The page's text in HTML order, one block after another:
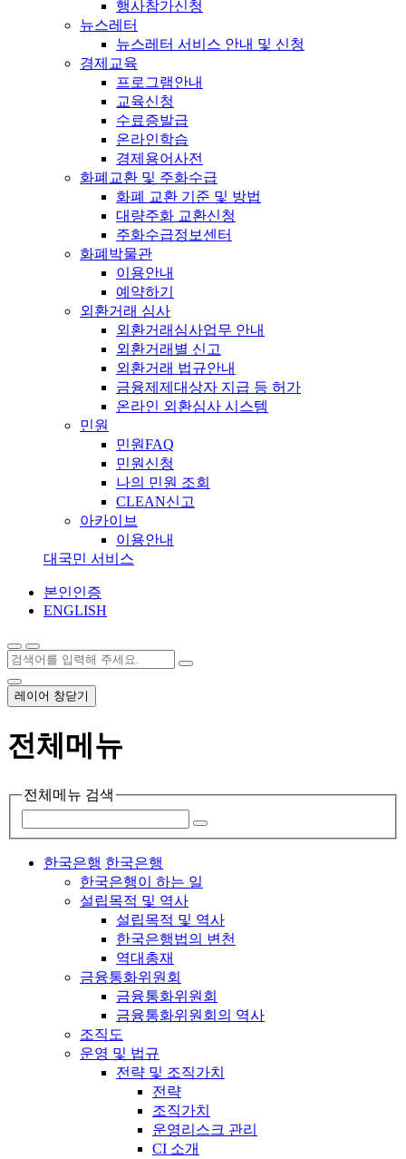
행사참가신청
뉴스레터
뉴스레터 서비스 안내 및 신청
경제교육
프로그램안내
교육신청
수료증발급
온라인학습
경제용어사전
화폐교환 및 주화수급
화폐 교환 기준 및 방법
대량주화 교환신청
주화수급정보센터
화폐박물관
이용안내
예약하기
외환거래 심사
외환거래심사업무 안내
외환거래별 신고
외환거래 법규안내
금융제제대상자 지급 등 허가
온라인 외환심사 시스템
민원
민원FAQ
민원신청
나의 민원 조회
CLEAN신고
아카이브
이용안내
대국민 서비스
본인인증
ENGLISH
레이어 창닫기
전체메뉴
전체메뉴 검색
한국은행 한국은행
한국은행이 하는 일
설립목적 및 역사
설립목적 및 역사
한국은행법의 변천
역대총재
금융통화위원회
금융통화위원회
금융통화위원회의 역사
조직도
운영 및 법규
전략 및 조직가치
전략
조직가치
운영리스크 관리
CI 소개